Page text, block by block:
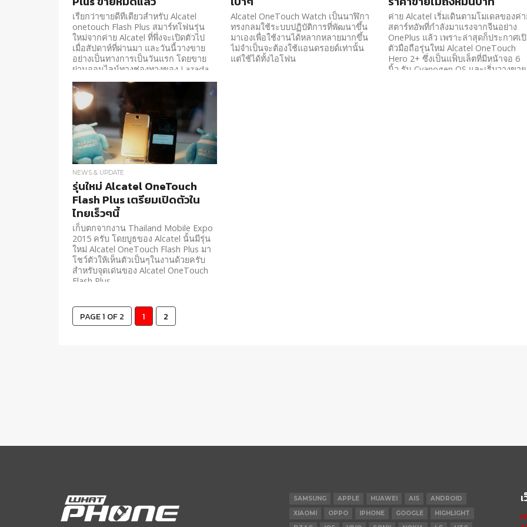
เรียกว่าขายดีทีเดียวสำหรับ Alcatel
onetouch Flash Plus สมาร์ทโฟนรุ่น
ใหม่จากค่าย Alcatel ที่พึ่งจะเปิดตัวไป
เมื่อสัปดาห์ที่ผ่านมา และวันนี้วางขาย
อย่างเป็นทางการเป็นวันแรก โดยขาย
ผ่านออนไลน์ทางช่องทางของ Lazada
เท่านั้น
Alcatel OneTouch Watch เป็นนาฬิกา
ทรงกลมใช้ระบบปฏิบัติการที่พัฒนาขึ้น
มาเองเพื่อใช้งานได้หลากหลายมากขึ้น
ไม่จำเป็นจะต้องใช้แอนดรอยด์เท่านั้น
แต่ใช้ได้ทั้งไอโฟน
ค่าย Alcatel เริ่มเดินตามโมเดลของค่
สตาร์ทอัพที่กำลังมาแรงจากจีนอย่าง
OnePlus แล้ว เพราะล่าสุดก็ประกาศเ
ตัวมือถือรุ่นใหม่ Alcatel OneTouch
Hero 2+ ซึ่งเป็นแฟ็บเล็ตที่มีหน้าจอ 6
นิ้ว รัน Cyanogen OS และเริ่มวางขาย
NEWS & UPDATE
รุ่นใหม่ Alcatel OneTouch
Flash Plus เตรียมเปิดตัวใน
ไทยเร็วๆนี้
เก็บตกจากงาน Thailand Mobile Expo
2015 ครับ โดยบูธของ Alcatel นั้นมีรุ่น
ใหม่ Alcatel OneTouch Flash Plus มา
โชว์ตัวให้เห็นตัวเป็นๆในงานด้วยครับ
สำหรับจุดเด่นของ Alcatel OneTouch
Flash Plus
PAGE 1 OF 2 1 2
SAMSUNG APPLE HUAWEI AIS
ANDROID
XIAOMI
OPPO IPHONE GOOGLE
HIGHLIGHT